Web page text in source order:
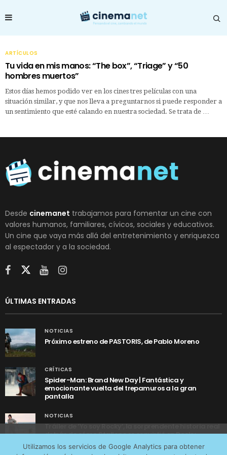
ARTÍCULOS
Tu vida en mis manos: “The box”, “Triage” y “50
hombres muertos”
Estos días hemos podido ver en los cines tres películas con una
situación similar, y que nos lleva a preguntarnos si puede responder a
un sentimiento que esté calando en nuestra sociedad. Se trata de …
Desde cinemanet trabajamos para fomentar un cine con
valores humanos, familiares, cívicos, sociales y educativos.
Un cine que vaya más allá del entretenimiento y enriquezca
al espectador y a la sociedad.
ÚLTIMAS ENTRADAS
NOTICIAS
Próximo estreno de PASTORIS, de Pablo Moreno
CRÍTICAS
Spider-Man: Brand New Day | Fantástica y
emocionante vuelta del trepamuros a la gran
pantalla
NOTICIAS
Tráiler de ‘Yo soy Rocky’, la sorprendente historia real
detrás de cómo Stallone se convirtió en Rocky
Utilizamos los servicios de Google Analytics para obtener
tráfico web que recibimos y conocer los servicios que